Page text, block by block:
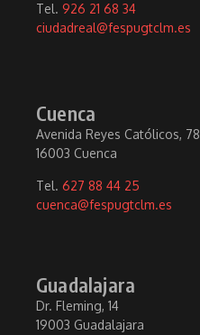
Tel. 926 21 68 34
ciudadreal@fespugtclm.es
Cuenca
Avenida Reyes Católicos, 78
16003 Cuenca
Tel. 627 88 44 25
cuenca@fespugtclm.es
Guadalajara
Dr. Fleming, 14
19003 Guadalajara